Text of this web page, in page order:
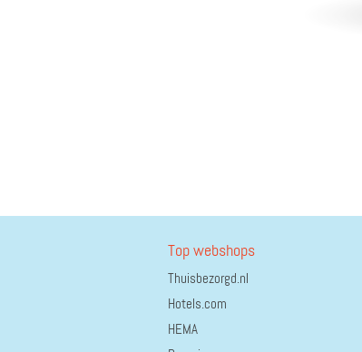
Top webshops
Thuisbezorgd.nl
Hotels.com
HEMA